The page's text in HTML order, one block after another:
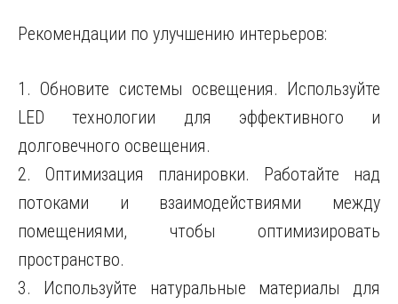
Рекомендации по улучшению интерьеров:
1. Обновите системы освещения. Используйте
LED технологии для эффективного и
долговечного освещения.
2. Оптимизация планировки. Работайте над
потоками и взаимодействиями между
помещениями, чтобы оптимизировать
пространство.
3. Используйте натуральные материалы для